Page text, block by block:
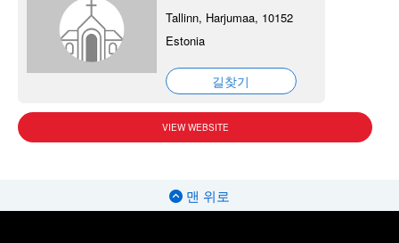
Tallinn, Harjumaa, 10152
Estonia
길찾기
VIEW WEBSITE
맨 위로